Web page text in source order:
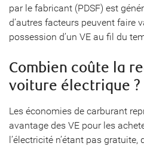
par le fabricant (PDSF) est
d’autres facteurs peuvent faire
possession d’un VE au fil du
Combien coûte la
voiture électrique ?
Les économies de carburant
avantage des VE pour les
l’électricité n’étant pas gratuite,